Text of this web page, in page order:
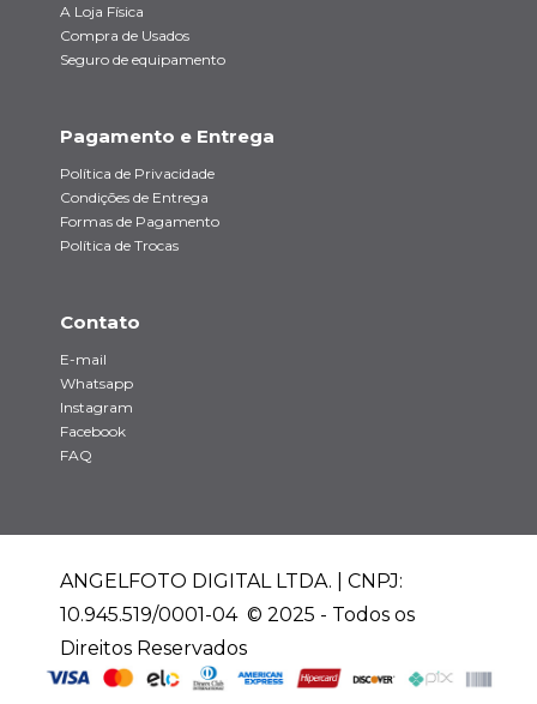
A Loja Física
Compra de Usados
Seguro de equipamento
Pagamento e Entrega
Política de Privacidade
Condições de Entrega
Formas de Pagamento
Política de Trocas
Contato
E-mail
Whatsapp
Instagram
Facebook
FAQ
ANGELFOTO DIGITAL LTDA. | CNPJ:
10.945.519/0001-04 © 2025 - Todos os
Direitos Reservados